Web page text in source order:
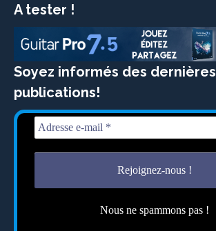
A tester !
Soyez informés des dernières
publications!
Nous ne spammons pas !